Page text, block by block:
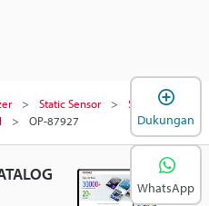
Static Sensor
Sensor
OP-87927
Dukungan
WhatsApp